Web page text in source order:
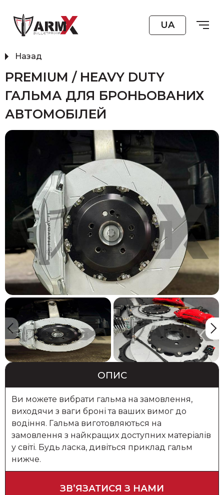
UA
Назад
PREMIUM / HEAVY DUTY
ГАЛЬМА ДЛЯ БРОНЬОВАНИХ
АВТОМОБІЛЕЙ
ОПИС
Ви можете вибрати гальма на замовлення,
виходячи з ваги броні та ваших вимог до
водіння. Гальма виготовляються на
замовлення з найкращих доступних матеріалів
у світі. Будь ласка, дивіться приклад гальм
нижче.
ЗВʼЯЗАТИСЯ З НАМИ